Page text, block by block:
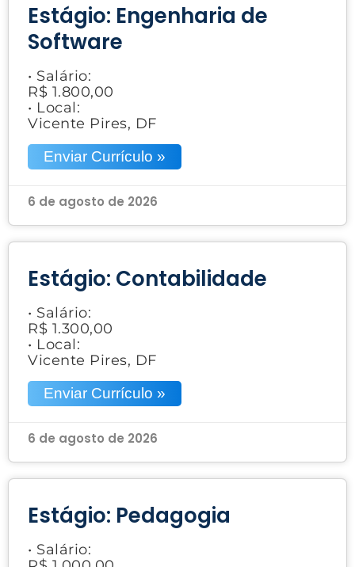
Estágio: Engenharia de
Software
• Salário:
R$ 1.800,00
• Local:
Vicente Pires, DF
Enviar Currículo »
6 de agosto de 2026
Estágio: Contabilidade
• Salário:
R$ 1.300,00
• Local:
Vicente Pires, DF
Enviar Currículo »
6 de agosto de 2026
Estágio: Pedagogia
• Salário: